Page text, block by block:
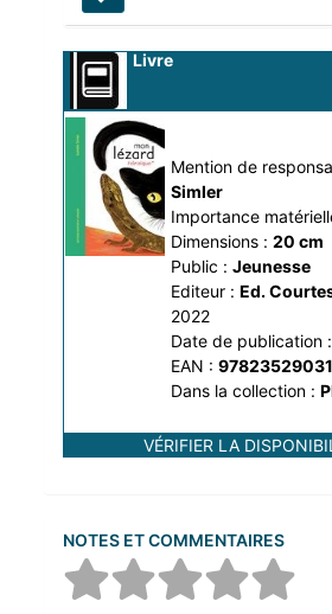
Livre
Mention de
Simler
Importance
Dimensions : 20 cm
Public : Jeunesse
Editeur : Ed.
2022
Date de publication :
EAN :
Dans la collection :
VÉRIFIER LA
NOTES ET COMMENTAIRES